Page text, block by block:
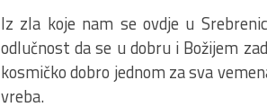
Iz zla koje nam se ovdje u
odlučnost da se u dobru i Božijem
kosmičko dobro jednom za sva
vreba.